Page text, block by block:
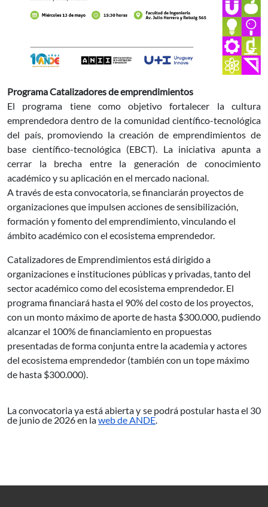
Programa Catalizadores de emprendimientos
El programa tiene como objetivo fortalecer la cultura
emprendedora dentro de la comunidad científico-tecnológica
del país, promoviendo la creación de emprendimientos de
base científico-tecnológica (EBCT). La iniciativa apunta a
cerrar la brecha entre la generación de conocimiento
académico y su aplicación en el mercado nacional.
A través de esta convocatoria, se financiarán proyectos de
organizaciones que impulsen acciones de sensibilización,
formación y fomento del emprendimiento, vinculando el
ámbito académico con el ecosistema emprendedor.
Catalizadores de Emprendimientos está dirigido a
organizaciones e instituciones públicas y privadas, tanto del
sector académico como del ecosistema emprendedor. El
programa financiará hasta el 90% del costo de los proyectos,
con un monto máximo de aporte de hasta $300.000, pudiendo
alcanzar el 100% de financiamiento en propuestas
presentadas de forma conjunta entre la academia y actores
del ecosistema emprendedor (también con un tope máximo
de hasta $300.000).
La convocatoria ya está abierta y se podrá postular hasta el 30
de junio de 2026 en laweb de ANDE.